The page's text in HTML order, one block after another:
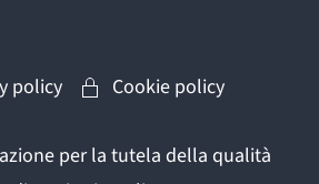
policy Cookie policy
per la tutela della qualità